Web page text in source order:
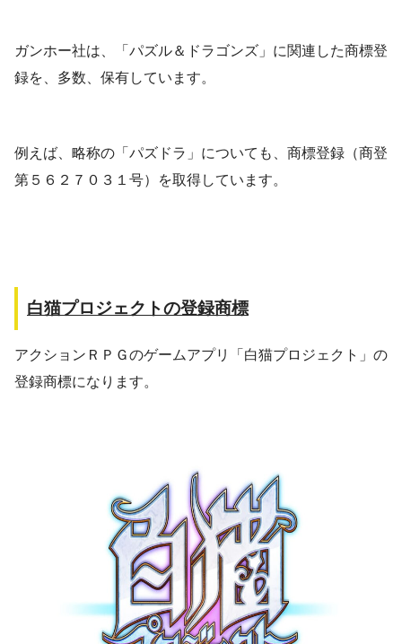
ガンホー社は、「パズル＆ドラゴンズ」に関連した商標登
録を、多数、保有しています。
例えば、略称の「パズドラ」についても、商標登録（商登
第５６２７０３１号）を取得しています。
白猫プロジェクトの登録商標
アクションＲＰＧのゲームアプリ「白猫プロジェクト」の
登録商標になります。